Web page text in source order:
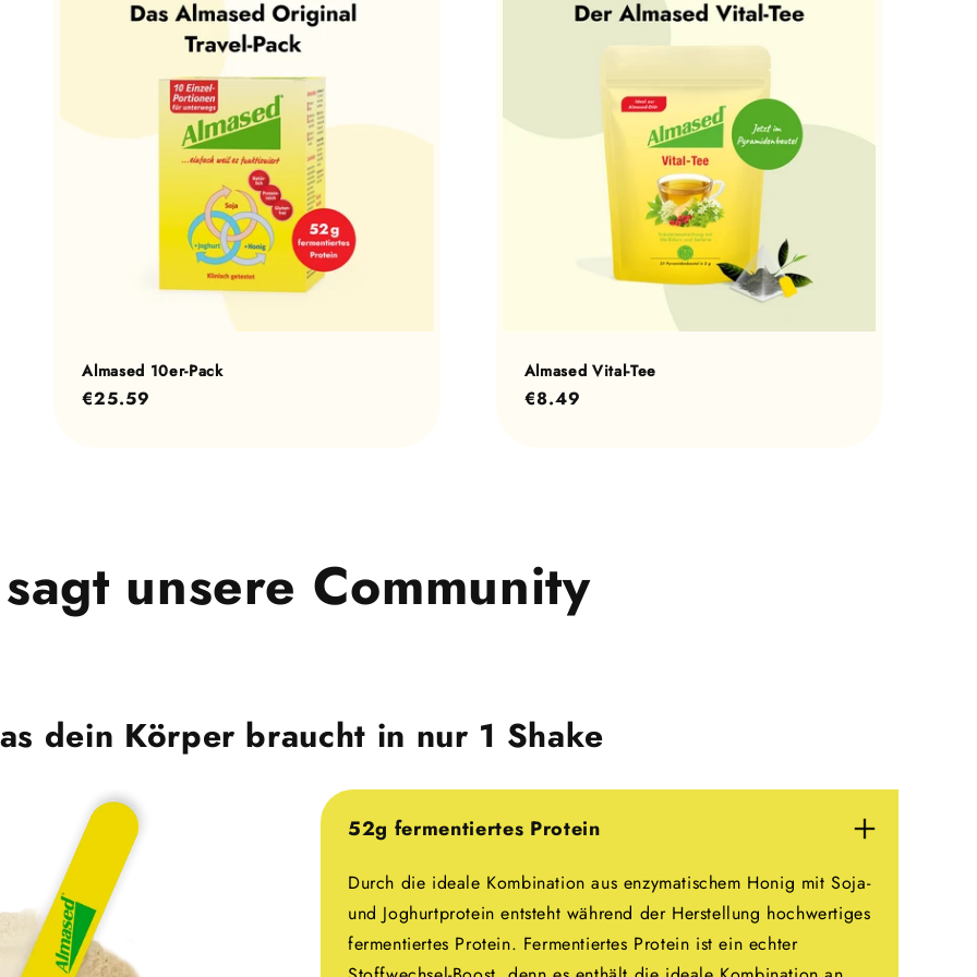
Almased 10er-Pack
Normaler
€25.59
Almased Vital-Tee
Normaler
€8.49
unsere Community
dein Körper braucht in nur 1 Shake
52g fermentiertes Protein
Durch die ideale Kombination aus enzymatischem Honig mit Soja-
und Joghurtprotein entsteht während der Herstellung hochwertiges
fermentiertes Protein. Fermentiertes Protein ist ein echter